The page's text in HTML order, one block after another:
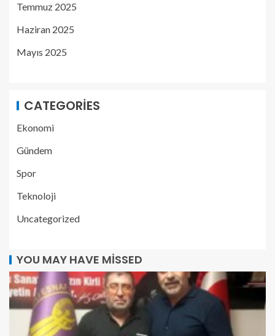
Temmuz 2025
Haziran 2025
Mayıs 2025
CATEGORIES
Ekonomi
Gündem
Spor
Teknoloji
Uncategorized
YOU MAY HAVE MISSED